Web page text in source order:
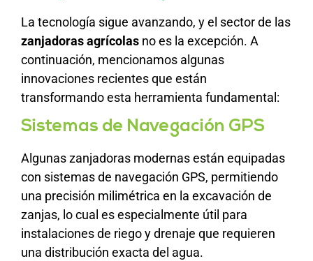
La tecnología sigue avanzando, y el sector de las
zanjadoras agrícolas no es la excepción. A
continuación, mencionamos algunas
innovaciones recientes que están
transformando esta herramienta fundamental:
Sistemas de Navegación GPS
Algunas zanjadoras modernas están equipadas
con sistemas de navegación GPS, permitiendo
una precisión milimétrica en la excavación de
zanjas, lo cual es especialmente útil para
instalaciones de riego y drenaje que requieren
una distribución exacta del agua.